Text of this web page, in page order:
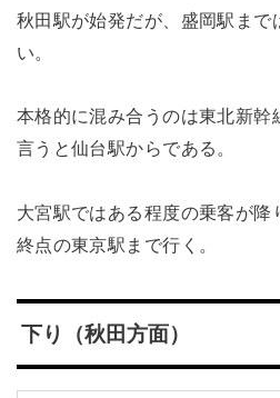
秋田駅が始発だが、盛岡駅まで
い。
本格的に混み合うのは東北新幹
言うと仙台駅からである。
大宮駅ではある程度の乗客が降
終点の東京駅まで行く。
下り（秋田方面）